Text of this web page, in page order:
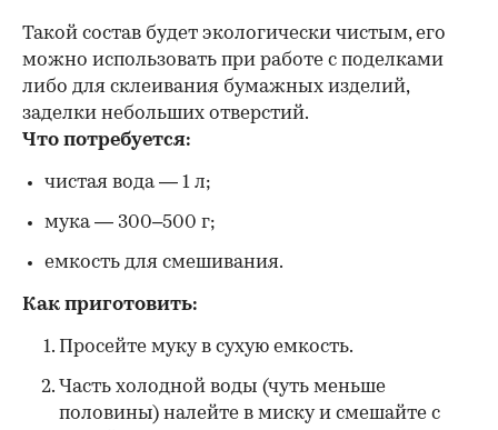
Такой состав будет экологически чистым, его
можно использовать при работе с поделками
либо для склеивания бумажных изделий,
заделки небольших отверстий.
Что потребуется:
чистая вода — 1 л;
мука — 300–500 г;
емкость для смешивания.
Как приготовить:
Просейте муку в сухую емкость.
Часть холодной воды (чуть меньше
половины) налейте в миску и смешайте с